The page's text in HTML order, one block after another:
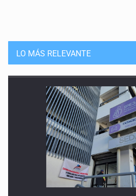
LO MÁS RELEVANTE